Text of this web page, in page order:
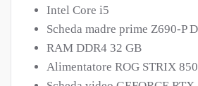
Intel Core i5
Scheda madre prime Z690-P
RAM DDR4 32 GB
Alimentatore ROG STRIX